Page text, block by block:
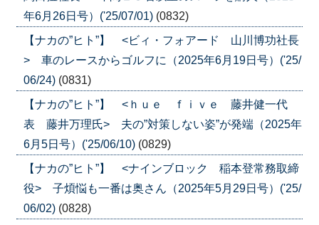
年6月26日号）('25/07/01) (0832)
【ナカの”ヒト”】 <ビィ・フォアード 山川博功社長
> 車のレースからゴルフに（2025年6月19日号）('25/
06/24) (0831)
【ナカの”ヒト”】 <ｈｕｅ ｆｉｖｅ 藤井健一代
表 藤井万理氏> 夫の”対策しない姿”が発端（2025年
6月5日号）('25/06/10) (0829)
【ナカの”ヒト”】 <ナインブロック 稲本登常務取締
役> 子煩悩も一番は奥さん（2025年5月29日号）('25/
06/02) (0828)